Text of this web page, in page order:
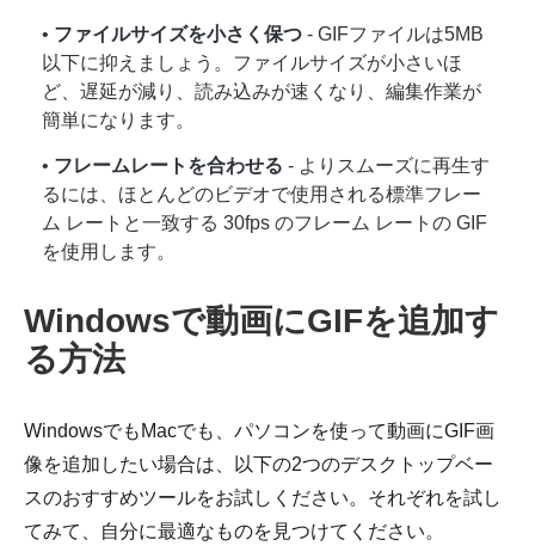
• ファイルサイズを小さく保つ - GIFファイルは5MB
以下に抑えましょう。ファイルサイズが小さいほ
ど、遅延が減り、読み込みが速くなり、編集作業が
簡単になります。
• フレームレートを合わせる - よりスムーズに再生す
るには、ほとんどのビデオで使用される標準フレー
ム レートと一致する 30fps のフレーム レートの GIF
を使用します。
Windowsで動画にGIFを追加す
る方法
WindowsでもMacでも、パソコンを使って動画にGIF画
像を追加したい場合は、以下の2つのデスクトップベー
スのおすすめツールをお試しください。それぞれを試し
てみて、自分に最適なものを見つけてください。